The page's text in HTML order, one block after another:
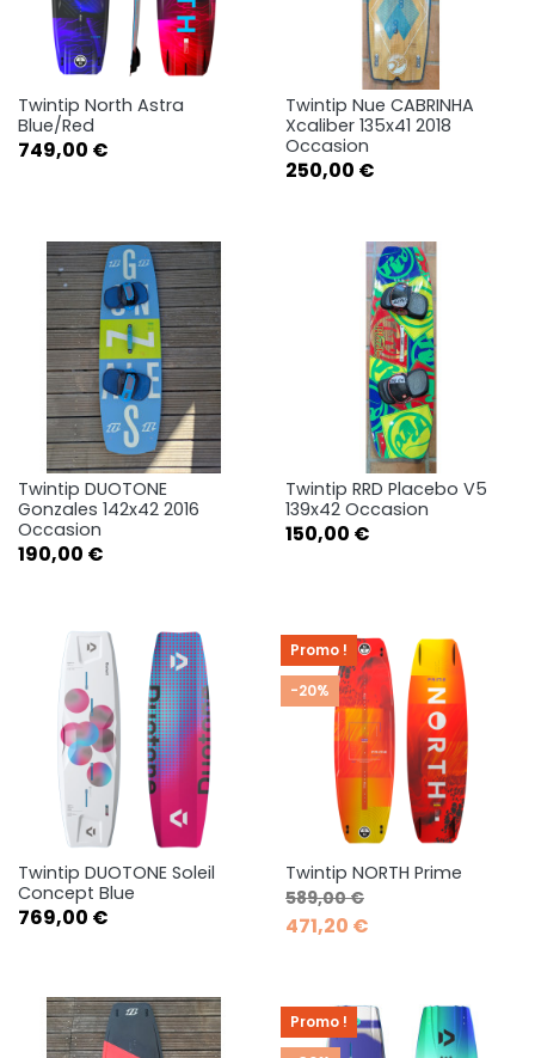
Twintip North Astra
Blue/Red
Prix
749,00 €
Twintip Nue CABRINHA
Xcaliber 135x41 2018
Occasion
Prix
250,00 €
Twintip DUOTONE
Gonzales 142x42 2016
Occasion
Prix
190,00 €
Twintip RRD Placebo V5
139x42 Occasion
Prix
150,00 €
Twintip DUOTONE Soleil
Concept Blue
Prix
769,00 €
Twintip NORTH Prime
Prix de base
589,00 €Prix
471,20 €
Promo !
-20%
Promo !